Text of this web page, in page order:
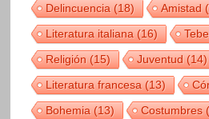
Delincuencia(18) Amistad
Literatura italiana(16)
Religión(15) Juventud(14)
Literatura francesa(13)
Bohemia(13) Costumbres